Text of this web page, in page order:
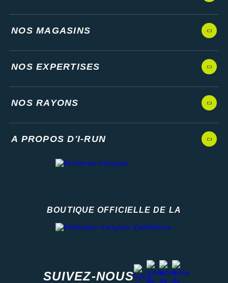
NOS MAGASINS
NOS EXPERTISES
NOS RAYONS
A PROPOS D'I-RUN
BOUTIQUE OFFICIELLE DE LA
SUIVEZ-NOUS
instagram
facebook
stravayoutube